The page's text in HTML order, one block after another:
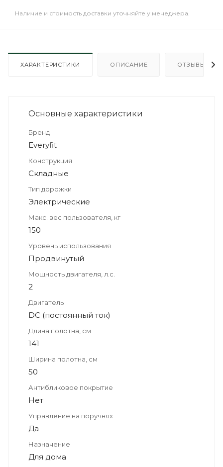
Наличие и стоимость доставки уточняйте у менеджера.
ХАРАКТЕРИСТИКИ ОПИСАНИЕ ОТЗЫВЫ
Основные xарактеристики
Бренд
Everyfit
Конструкция
Складные
Тип дорожки
Электрические
Макс. вес пользователя, кг
150
Уровень использования
Продвинутый
Мощность двигателя, л.с.
2
Двигатель
DC (постоянный ток)
Длина полотна, см
141
Ширина полотна, см
50
Антибликовое покрытие
Нет
Управление на поручнях
Да
Назначение
Для дома